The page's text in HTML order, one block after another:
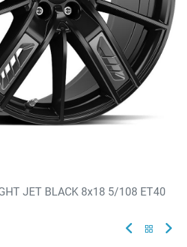
JET BLACK 8x18 5/108 ET40